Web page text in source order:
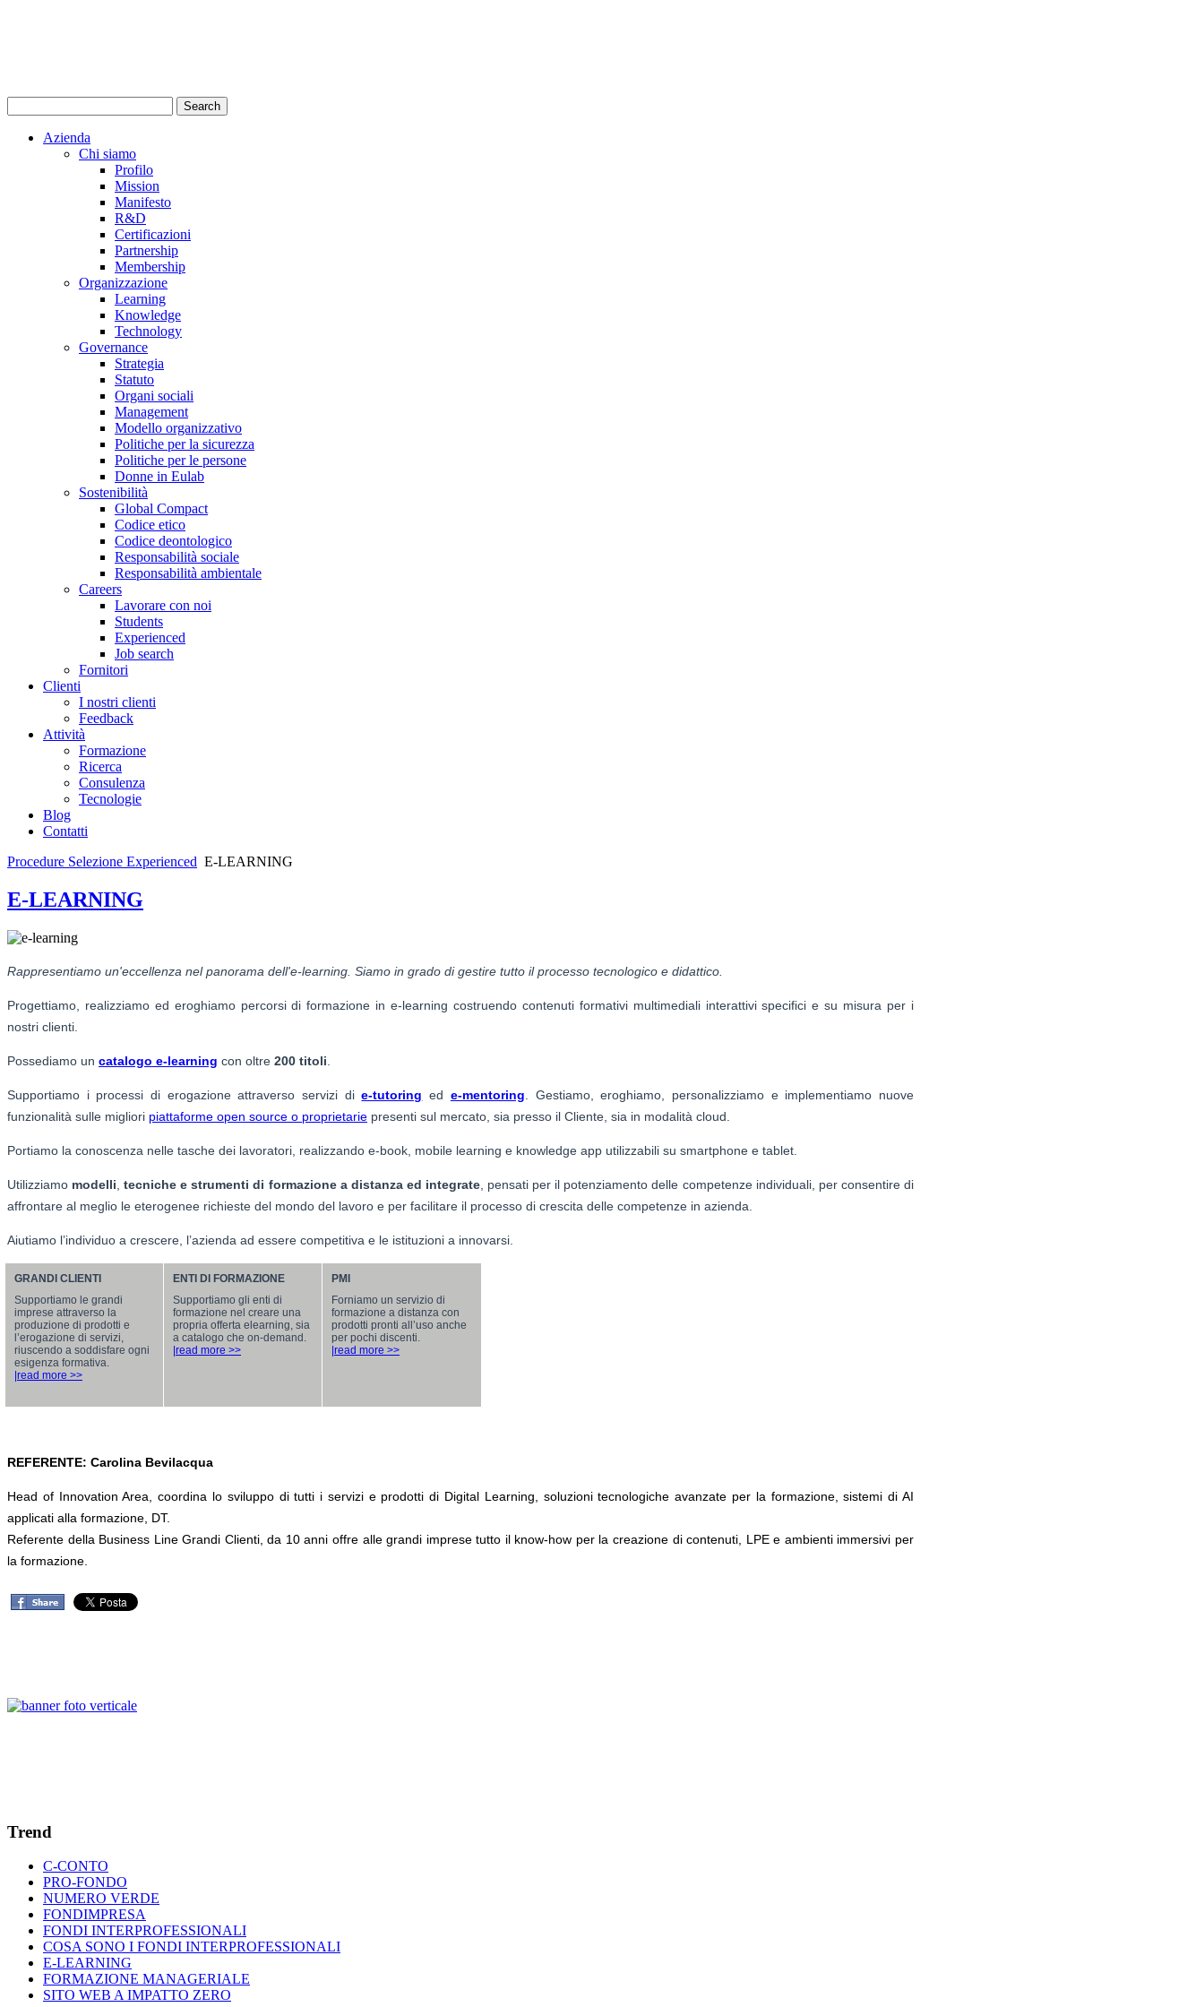
Azienda
Chi siamo
Profilo
Mission
Manifesto
R&D
Certificazioni
Partnership
Membership
Organizzazione
Learning
Knowledge
Technology
Governance
Strategia
Statuto
Organi sociali
Management
Modello organizzativo
Politiche per la sicurezza
Politiche per le persone
Donne in Eulab
Sostenibilità
Global Compact
Codice etico
Codice deontologico
Responsabilità sociale
Responsabilità ambientale
Careers
Lavorare con noi
Students
Experienced
Job search
Fornitori
Clienti
I nostri clienti
Feedback
Attività
Formazione
Ricerca
Consulenza
Tecnologie
Blog
Contatti
Procedure Selezione Experienced E-LEARNING
E-LEARNING
Rappresentiamo un'eccellenza nel panorama dell'e-learning. Siamo in grado di gestire tutto il processo tecnologico e didattico.
Progettiamo, realizziamo ed eroghiamo percorsi di formazione in e-learning costruendo contenuti formativi multimediali interattivi specifici e su misura per i
nostri clienti.
Possediamo un catalogo e-learning con oltre 200 titoli
Supportiamo i processi di erogazione attraverso servizi die-tutoring ed e-mentoring . Gestiamo, eroghiamo, personalizziamo e implementiamo nuove
funzionalità sulle migliori piattaforme open source o proprietarie presenti sul mercato, sia presso il Cliente, sia in modalità cloud.
Portiamo la conoscenza nelle tasche dei lavoratori, realizzando e-book, mobile learning e knowledge app utilizzabili su smartphone e tablet.
Utilizziamo modelli tecniche e strumenti di formazione a distanza ed integrate, pensati per il potenziamento delle competenze individuali, per consentire di
affrontare al meglio le eterogenee richieste del mondo del lavoro e per facilitare il processo di crescita delle competenze in azienda.
Aiutiamo l’individuo a crescere, l’azienda ad essere competitiva e le istituzioni a innovarsi.
GRANDI CLIENTI
Supportiamo le grandi
imprese attraverso la
produzione di prodotti e
l’erogazione di servizi,
riuscendo a soddisfare ogni
esigenza formativa.
|read more >>
ENTI DI FORMAZIONE
Supportiamo gli enti di
formazione nel creare una
propria offerta elearning, sia
a catalogo che on-demand.
|read more >>
PMI
Forniamo un servizio di
formazione a distanza con
prodotti pronti all’uso anche
per pochi discenti.
|read more >>
REFERENTE: Carolina Bevilacqua
Head of Innovation Area, coordina lo sviluppo di tutti i servizi e prodotti di Digital Learning, soluzioni tecnologiche avanzate per la formazione, sistemi di AI
applicati alla formazione, DT.
Referente della Business Line Grandi Clienti, da 10 anni offre alle grandi imprese tutto il know-how per la creazione di contenuti, LPE e ambienti immersivi per
la formazione.
Trend
C-CONTO
PRO-FONDO
NUMERO VERDE
FONDIMPRESA
FONDI INTERPROFESSIONALI
COSA SONO I FONDI INTERPROFESSIONALI
E-LEARNING
FORMAZIONE MANAGERIALE
SITO WEB A IMPATTO ZERO